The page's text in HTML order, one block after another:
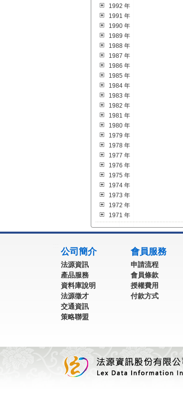
1992 年
1991 年
1990 年
1989 年
1988 年
1987 年
1986 年
1985 年
1984 年
1983 年
1982 年
1981 年
1980 年
1979 年
1978 年
1977 年
1976 年
1975 年
1974 年
1973 年
1972 年
1971 年
公司簡介
法源資訊
產品服務
資料庫說明
法源徵才
交通資訊
策略聯盟
會員服務
申請流程
會員條款
授權費用
付款方式